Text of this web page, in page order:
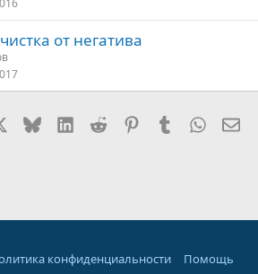
от негатива
BlueskyLinkedIn
Reddit PinterestTumblr
конфиденциальности Помощь